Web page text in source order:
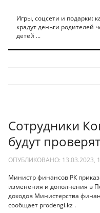
Игры, соцсети и подарки:
крадут деньги родителей
детей ...
Сотрудники
будут
ОПУБЛИКОВАНО: 13.03.2023,
Министр финансов РК
изменения и дополнения в
доходов Министерства
сообщает prodengi.kz .